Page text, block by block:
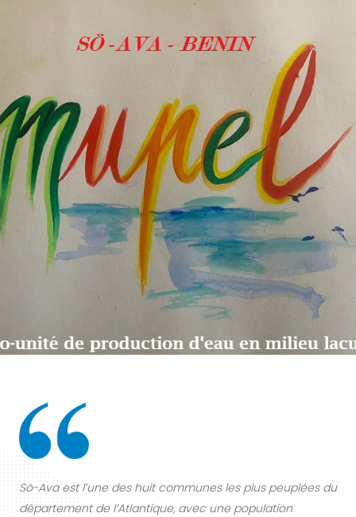
Sö-Ava est l’une des huit communes les plus peuplées du
département de l’Atlantique, avec une population